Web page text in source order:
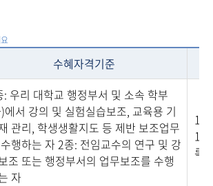
수혜자격기준
: 우리 대학교 행정부서 및 소속 학부
에서 강의 및 실험실습보조, 교육용 기
관리, 학생생활지도 등 제반 보조업무
행하는 자 2종: 전임교수의 연구 및 강
조 또는 행정부서의 업무보조를 수행
자
1
록